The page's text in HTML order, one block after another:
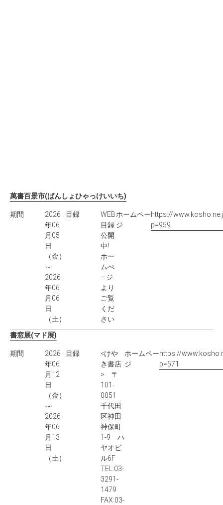
萬書百景市(ばんしょひゃっけいいち)
期間
2026
年06
月05
日
（金）
～
2026
年06
月06
日
（土）
目録
WEB
目録
公開
中!
ホー
ムぺ
―ジ
より
ご覧
くだ
さい
ホームペー
ジ
https://
p=959
書窓展(マド展)
期間
2026
年06
月12
日
（金）
～
2026
年06
月13
日
（土）
目録
<けや
き書店
> 〒
101-
0051
千代田
区神田
神保町
1-9 ハ
ヤオビ
ル6F
TEL:03-
3291-
1479
FAX:03-
ホームペー
ジ
https://
p=571